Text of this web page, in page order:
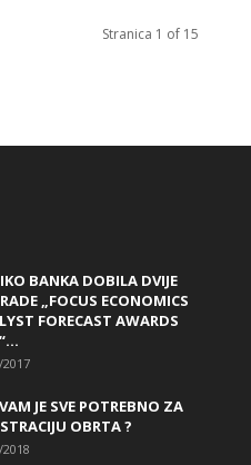
Stranica 1 of 15
BANKA DOBILA DVIJE
„FOCUS ECONOMICS
FORECAST AWARDS
JE SVE POTREBNO ZA
OBRTA ?